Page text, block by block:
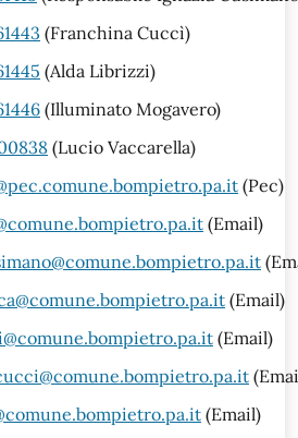
(Franchina Cuccì)
(Alda Librizzi)
(Illuminato Mogavero)
(Lucio Vaccarella)
(Pec)
(Email)
(Email)
(Email)
(Email)